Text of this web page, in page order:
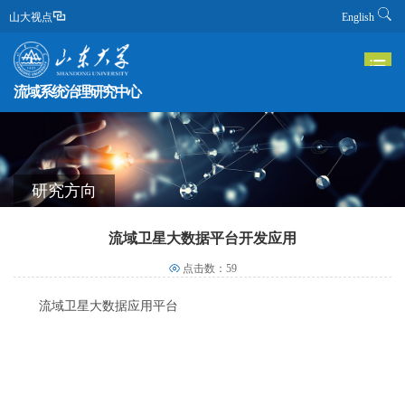
English
山大视点
流域系统治理研究中心
研究方向
流域卫星大数据平台开发应用
点击数： 59
流域卫星大数据应用平台